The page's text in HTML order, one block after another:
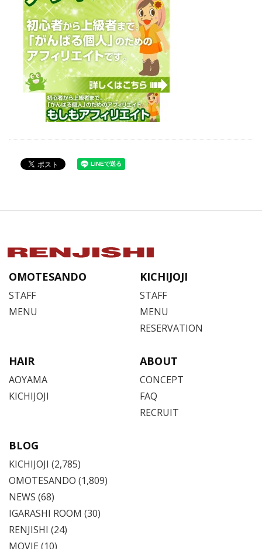
OMOTESANDO
STAFF
MENU
KICHIJOJI
STAFF
MENU
RESERVATION
HAIR
AOYAMA
KICHIJOJI
ABOUT
CONCEPT
FAQ
RECRUIT
BLOG
KICHIJOJI (2,785)
OMOTESANDO (1,809)
NEWS (68)
IGARASHI ROOM (30)
RENJISHI (24)
MOVIE (10)